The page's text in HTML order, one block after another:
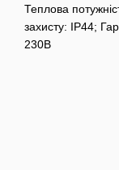
Теплова
захисту: IP44;
230В